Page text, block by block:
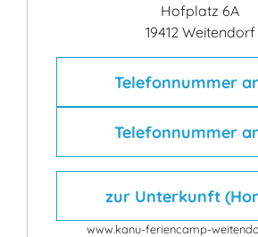
Hofplatz 6A
19412 Weitendorf
Telefonnummer
Telefonnummer
zur Unterkunft
www.kanu-feriencamp-